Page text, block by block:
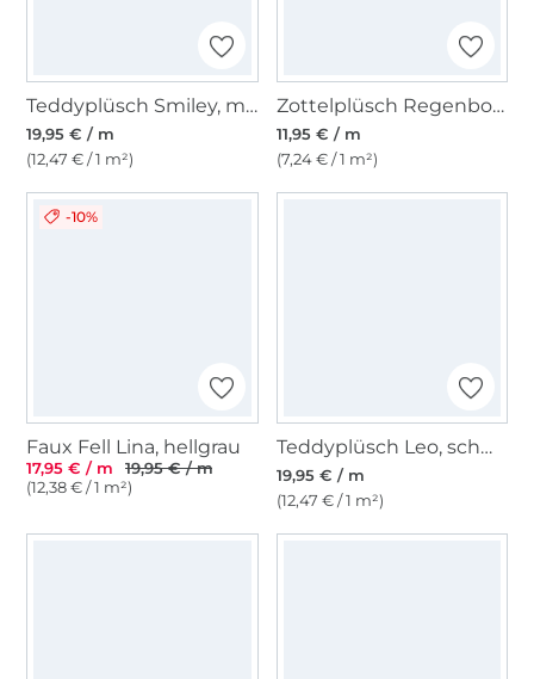
Teddyplüsch Smiley, malve
19,95 € / m
(12,47 € / 1 m²)
Zottelplüsch Regenbogen
11,95 € / m
(7,24 € / 1 m²)
-10%
Faux Fell Lina, hellgrau
17,95 € / m
19,95 € / m
(12,38 € / 1 m²)
Teddyplüsch Leo, schwarz
19,95 € / m
(12,47 € / 1 m²)